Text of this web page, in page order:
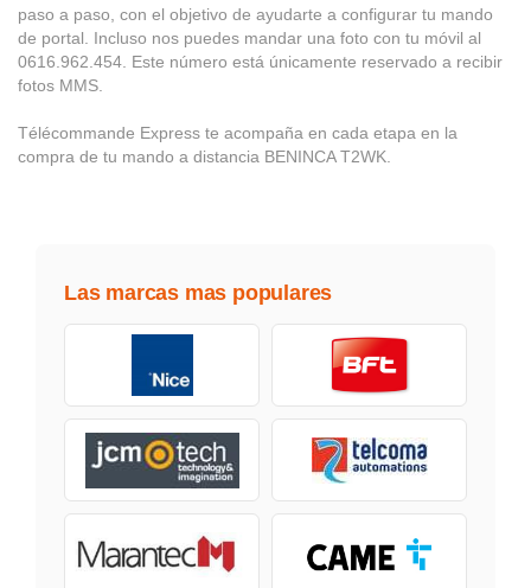
paso a paso, con el objetivo de ayudarte a configurar tu mando
de portal. Incluso nos puedes mandar una foto con tu móvil al
0616.962.454. Este número está únicamente reservado a recibir
fotos MMS.
Télécommande Express te acompaña en cada etapa en la
compra de tu mando a distancia BENINCA T2WK.
Las marcas mas populares